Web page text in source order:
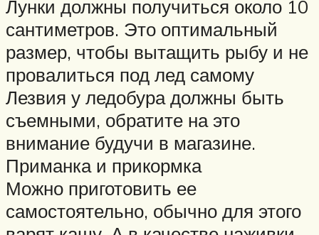
Лунки должны получиться около 10
сантиметров. Это оптимальный
размер, чтобы вытащить рыбу и не
провалиться под лед самому
Лезвия у ледобура должны быть
съемными, обратите на это
внимание будучи в магазине.
Приманка и прикормка
Можно приготовить ее
самостоятельно, обычно для этого